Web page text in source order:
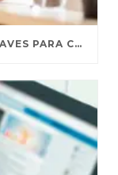
CONSTRUYENDO CONFIANZA: 6 CLAVES PARA CONECTAR CON TUS CLIENTES